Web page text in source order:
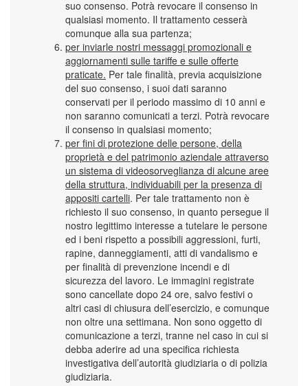
suo consenso. Potrà revocare il consenso in
qualsiasi momento. Il trattamento cesserà
comunque alla sua partenza;
per inviarle nostri messaggi promozionali e
aggiornamenti sulle tariffe e sulle offerte
praticate. Per tale finalità, previa acquisizione
del suo consenso, i suoi dati saranno
conservati per il periodo massimo di 10 anni e
non saranno comunicati a terzi. Potrà revocare
il consenso in qualsiasi momento;
per fini di protezione delle persone, della
proprietà e del patrimonio aziendale attraverso
un sistema di videosorveglianza di alcune aree
della struttura, individuabili per la presenza di
appositi cartelli. Per tale trattamento non è
richiesto il suo consenso, in quanto persegue il
nostro legittimo interesse a tutelare le persone
ed i beni rispetto a possibili aggressioni, furti,
rapine, danneggiamenti, atti di vandalismo e
per finalità di prevenzione incendi e di
sicurezza del lavoro. Le immagini registrate
sono cancellate dopo 24 ore, salvo festivi o
altri casi di chiusura dell’esercizio, e comunque
non oltre una settimana. Non sono oggetto di
comunicazione a terzi, tranne nel caso in cui si
debba aderire ad una specifica richiesta
investigativa dell’autorità giudiziaria o di polizia
giudiziaria.